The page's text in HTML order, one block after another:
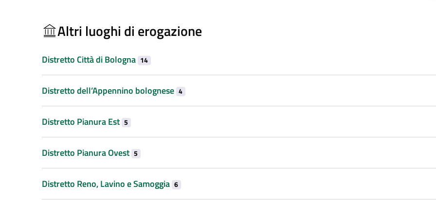
Altri luoghi di erogazione
Distretto Città di Bologna 14
Distretto dell’Appennino bolognese 4
Distretto Pianura Est 5
Distretto Pianura Ovest 5
Distretto Reno, Lavino e Samoggia 6